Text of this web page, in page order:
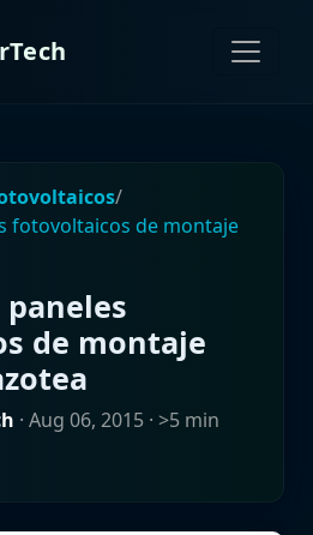
/
fotovoltaicos de montaje
de montaje
· Aug 06, 2015 · >5 min